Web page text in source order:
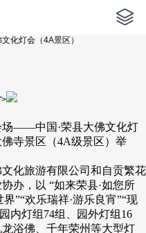
化灯会（4A景区）
场——中国·荣县大佛文化灯
寺景区（4A级景区）举
化旅游有限公司和自贡繁花
办，以 “如来荣县·如您所
”“欢乐瑞祥·游乐良宵”“现
内灯组74组、园外灯组16
浴佛、千年荣州等大型灯